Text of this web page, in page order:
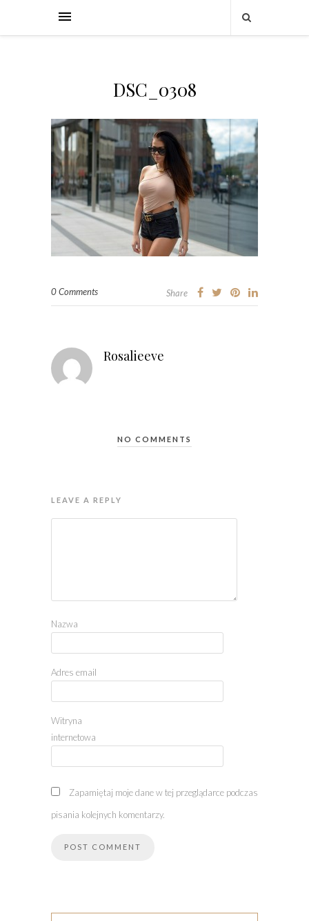
DSC_0308
0 Comments Share
Rosalieeve
NO COMMENTS
LEAVE A REPLY
Nazwa
Adres email
Witryna
internetowa
Zapamiętaj moje dane w tej przeglądarce podczas
pisania kolejnych komentarzy.